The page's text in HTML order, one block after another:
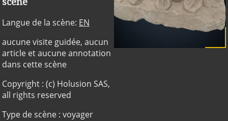
Langue de la scène: EN
aucune visite guidée, aucun
article et aucune annotation
dans cette scène
Copyright : (c) Holusion SAS,
all rights reserved
Type de scène : voyager